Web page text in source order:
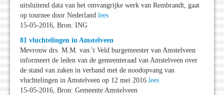
uitsluitend data van het omvangrijke werk van Rembrandt, gaat
op tournee door Nederland lees
15-05-2016, Bron: ING
81 vluchtelingen in Amstelveen
Mevrouw drs. M.M. van 't Veld burgemeester van Amstelveen
informeert de leden van de gemeenteraad van Amstelveen over
de stand van zaken in verband met de noodopvang van
vluchtelingen in Amstelveen op 12 mei 2016 lees
15-05-2016, Bron: Gemeente Amstelveen